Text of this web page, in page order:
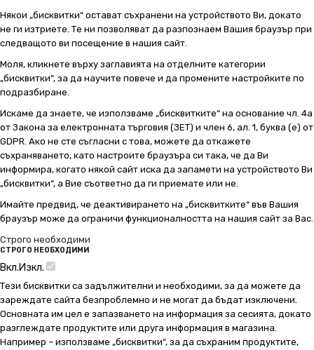
Някои „бисквитки“ остават съхранени на устройството Ви, докато
не ги изтриете. Те ни позволяват да разпознаем Вашия браузър при
следващото ви посещение в нашия сайт.
Моля, кликнете върху заглавията на отделните категории
„бисквитки“, за да научите повече и да промените настройките по
подразбиране.
Искаме да знаете, че използваме „бисквитките“ на основание чл. 4а
от Закона за електронната търговия (ЗЕТ) и член 6, ал. 1, буква (е) от
GDPR. Ако не сте съгласни с това, можете да откажете
съхраняването, като настроите браузъра си така, че да Ви
информира, когато някой сайт иска да запамети на устройството Ви
„бисквитки“, а Вие съответно да ги приемате или не.
Имайте предвид, че деактивирането на „бисквитките“ във Вашия
браузър може да ограничи функционалността на нашия сайт за Вас.
Строго необходими
СТРОГО НЕОБХОДИМИ
Вкл.Изкл.
Тези бисквитки са задължителни и необходими, за да можете да
зареждате сайта безпроблемно и не могат да бъдат изключени.
Основната им цел е запазването на информация за сесията, докато
разглеждате продуктите или друга информация в магазина.
Например – използваме „бисквитки“, за да съхраним продуктите,